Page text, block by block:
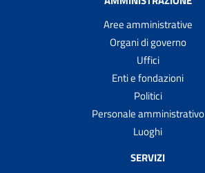
Aree amministrative
Organi di governo
Uffici
Enti e fondazioni
Politici
Personale amministrativo
Luoghi
SERVIZI